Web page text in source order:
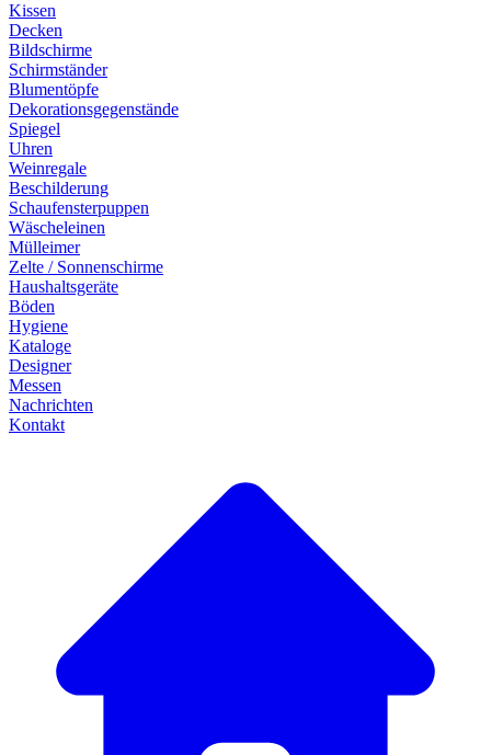
Kissen
Decken
Bildschirme
Schirmständer
Blumentöpfe
Dekorationsgegenstände
Spiegel
Uhren
Weinregale
Beschilderung
Schaufensterpuppen
Wäscheleinen
Mülleimer
Zelte / Sonnenschirme
Haushaltsgeräte
Böden
Hygiene
Kataloge
Designer
Messen
Nachrichten
Kontakt